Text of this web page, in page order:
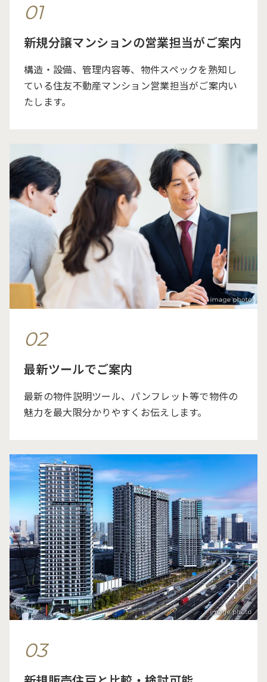
01
新規分譲マンションの営業担当がご案内
構造・設備、管理内容等、物件スペックを熟知し
ている住友不動産マンション営業担当がご案内い
たします。
02
最新ツールでご案内
最新の物件説明ツール、パンフレット等で物件の
魅力を最大限分かりやすくお伝えします。
03